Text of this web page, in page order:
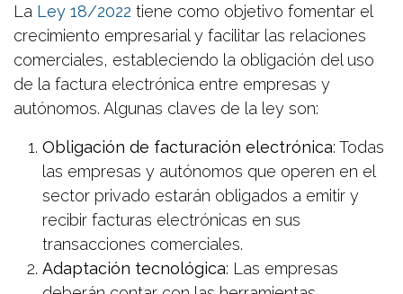
La Ley 18/2022 tiene como objetivo fomentar el
crecimiento empresarial y facilitar las relaciones
comerciales, estableciendo la obligación del uso
de la factura electrónica entre empresas y
autónomos. Algunas claves de la ley son:
Obligación de facturación electrónica: Todas
las empresas y autónomos que operen en el
sector privado estarán obligados a emitir y
recibir facturas electrónicas en sus
transacciones comerciales.
Adaptación tecnológica: Las empresas